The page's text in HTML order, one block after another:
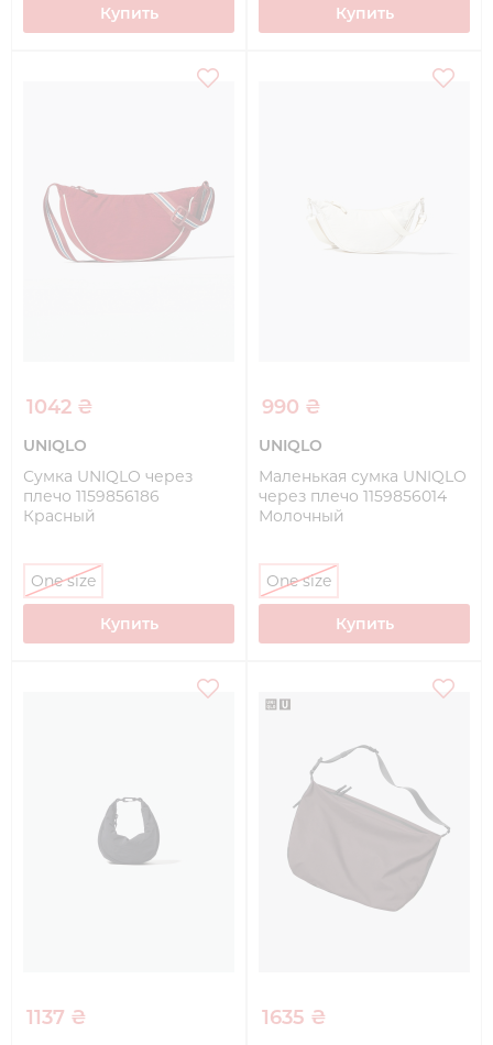
Купить Купить
1042 ₴
UNIQLO
Сумка UNIQLO через
плечо 1159856186
Красный
One size
Купить
990 ₴
UNIQLO
Маленькая сумка UNIQLO
через плечо 1159856014
Молочный
One size
Купить
1137 ₴ 1635 ₴